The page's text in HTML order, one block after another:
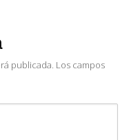
publicada. Los campos